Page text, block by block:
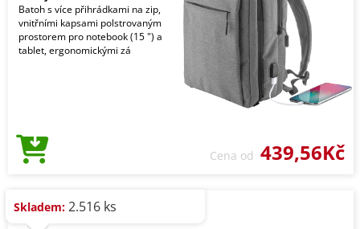
Batoh s více přihrádkami na zip,
vnitřními kapsami polstrovaným
prostorem pro notebook (15 ") a
tablet, ergonomickými zá
Cena od 439,56Kč
Skladem: 2.516 ks